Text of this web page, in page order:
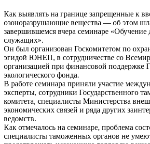
Как выявлять на границе запрещенные к
озоноразрушающие вещества — об этом
завершившемся вчера семинаре
служащих».
Он был организован Госкомитетом по
эгидой ЮНЕП, в сотрудничестве со
организацией при финансовой поддержке
экологического фонда.
В работе семинара приняли участие
эксперты, сотрудники Государственного
комитета, специалисты Министерства
экономических связей и ряда других
ведомств.
Как отмечалось на семинаре, проблема
специалисты таможенных органов не